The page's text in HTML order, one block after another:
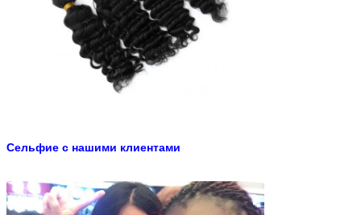
Сельфие с нашими клиентами